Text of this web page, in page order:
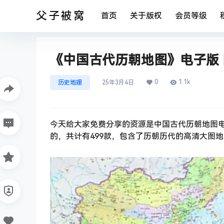
父子被窝 首页 关于版权 会员等级
《中国古代历朝地图》电子版
历史地理 25年3月4日 0 1.1k
今天给大家免费分享的资源是中国古代历朝地图
的，共计有499款，包含了历朝历代的高清大图